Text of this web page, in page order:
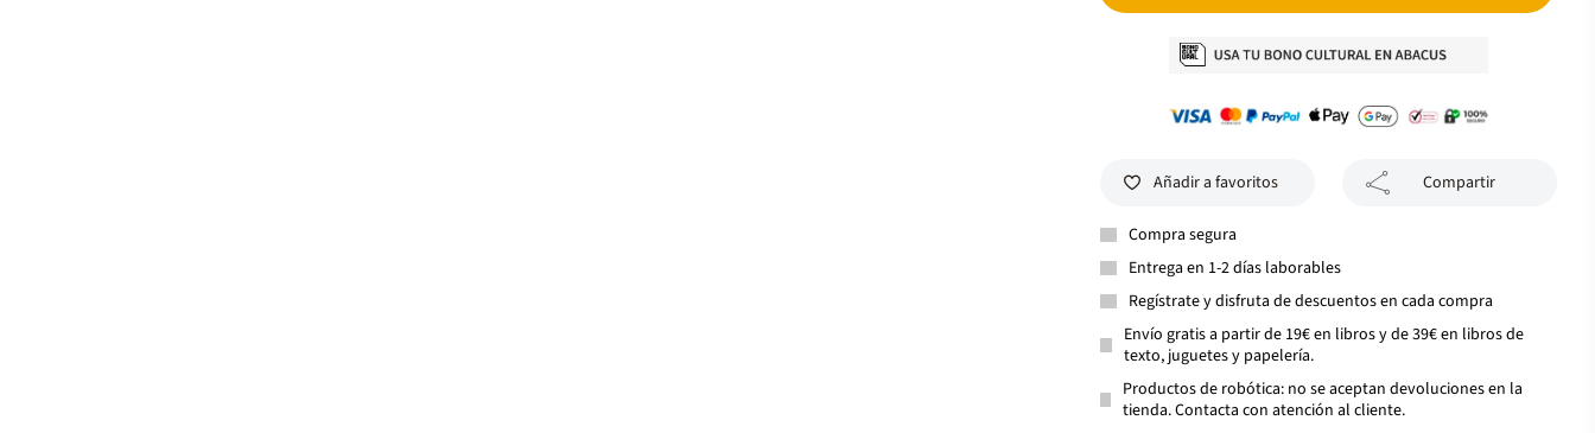
Añadir a favoritos Compartir
Compra segura
Entrega en 1-2 días laborables
Regístrate y disfruta de descuentos en cada compra
Envío gratis a partir de 19€ en libros y de 39€ en libros de
texto, juguetes y papelería.
Productos de robótica: no se aceptan devoluciones en la
tienda. Contacta con atención al cliente.